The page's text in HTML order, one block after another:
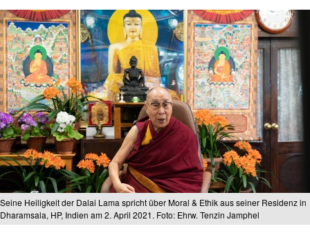
Seine Heiligkeit der Dalai Lama spricht über Moral & Ethik aus seiner Residenz in
Dharamsala, HP, Indien am 2. April 2021. Foto: Ehrw. Tenzin Jamphel